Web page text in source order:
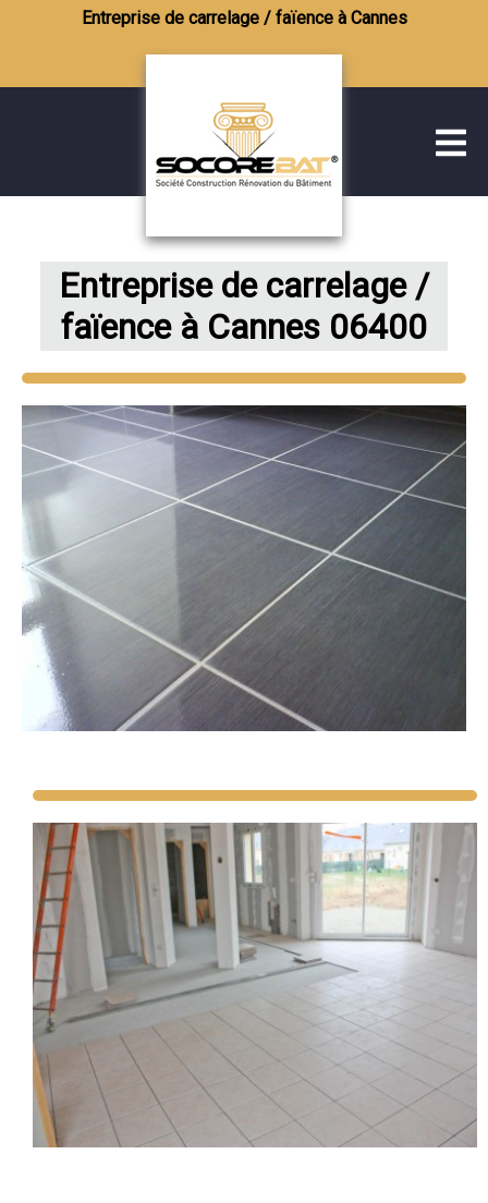
Entreprise de carrelage / faïence à Cannes
Entreprise de carrelage /
faïence à Cannes 06400